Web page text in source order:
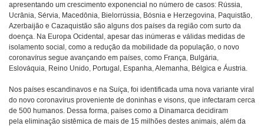
apresentando um crescimento exponencial no número de casos: Rússia,
Ucrânia, Sérvia, Macedônia, Bielorrússia, Bósnia e Herzegovina, Paquistão,
Azerbaijão e Cazaquistão são alguns dos países da região com surto da
doença. Na Europa Ocidental, apesar das inúmeras e válidas medidas de
isolamento social, como a redução da mobilidade da população, o novo
coronavírus segue avançando em países, como França, Bulgária,
Eslováquia, Reino Unido, Portugal, Espanha, Alemanha, Bélgica e Áustria.
Nos países escandinavos e na Suíça, foi identificada uma nova variante viral
do novo coronavírus proveniente de doninhas e visons, que infectaram cerca
de 500 humanos. Dessa forma, países como a Dinamarca decidiram
pela eliminação sistêmica de mais de 15 milhões destes animais, além da